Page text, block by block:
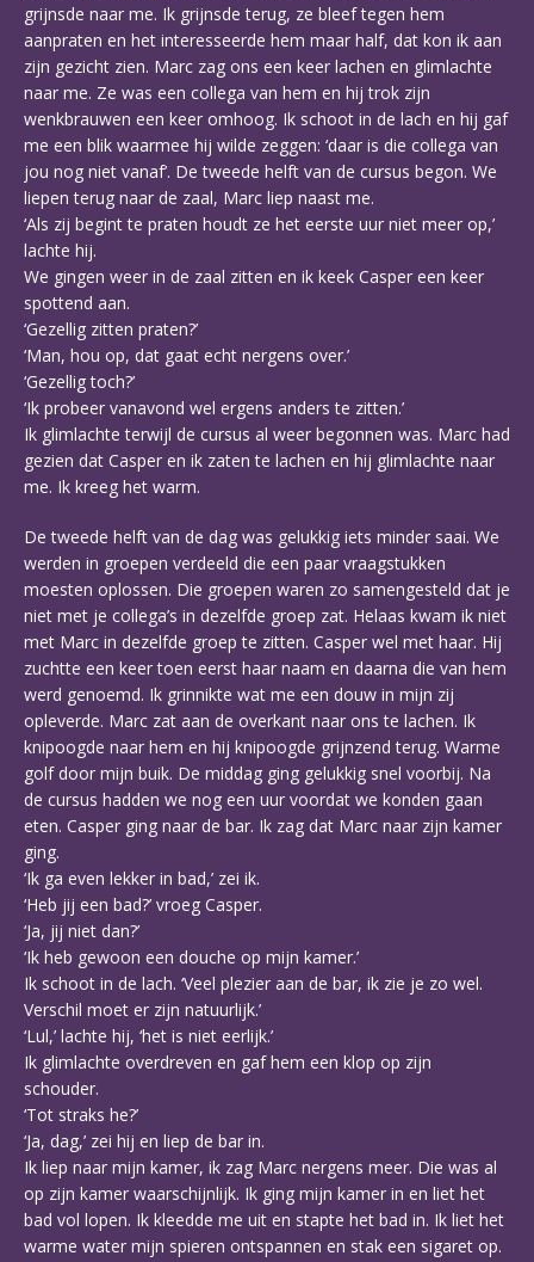
grijnsde naar me. Ik grijnsde terug, ze bleef tegen hem
aanpraten en het interesseerde hem maar half, dat kon ik aan
zijn gezicht zien. Marc zag ons een keer lachen en glimlachte
naar me. Ze was een collega van hem en hij trok zijn
wenkbrauwen een keer omhoog. Ik schoot in de lach en hij gaf
me een blik waarmee hij wilde zeggen: ‘daar is die collega van
jou nog niet vanaf’. De tweede helft van de cursus begon. We
liepen terug naar de zaal, Marc liep naast me.
‘Als zij begint te praten houdt ze het eerste uur niet meer op,’
lachte hij.
We gingen weer in de zaal zitten en ik keek Casper een keer
spottend aan.
‘Gezellig zitten praten?’
‘Man, hou op, dat gaat echt nergens over.’
‘Gezellig toch?’
‘Ik probeer vanavond wel ergens anders te zitten.’
Ik glimlachte terwijl de cursus al weer begonnen was. Marc had
gezien dat Casper en ik zaten te lachen en hij glimlachte naar
me. Ik kreeg het warm.
De tweede helft van de dag was gelukkig iets minder saai. We
werden in groepen verdeeld die een paar vraagstukken
moesten oplossen. Die groepen waren zo samengesteld dat je
niet met je collega’s in dezelfde groep zat. Helaas kwam ik niet
met Marc in dezelfde groep te zitten. Casper wel met haar. Hij
zuchtte een keer toen eerst haar naam en daarna die van hem
werd genoemd. Ik grinnikte wat me een douw in mijn zij
opleverde. Marc zat aan de overkant naar ons te lachen. Ik
knipoogde naar hem en hij knipoogde grijnzend terug. Warme
golf door mijn buik. De middag ging gelukkig snel voorbij. Na
de cursus hadden we nog een uur voordat we konden gaan
eten. Casper ging naar de bar. Ik zag dat Marc naar zijn kamer
ging.
‘Ik ga even lekker in bad,’ zei ik.
‘Heb jij een bad?’ vroeg Casper.
‘Ja, jij niet dan?’
‘Ik heb gewoon een douche op mijn kamer.’
Ik schoot in de lach. ‘Veel plezier aan de bar, ik zie je zo wel.
Verschil moet er zijn natuurlijk.’
‘Lul,’ lachte hij, ‘het is niet eerlijk.’
Ik glimlachte overdreven en gaf hem een klop op zijn
schouder.
‘Tot straks he?’
‘Ja, dag,’ zei hij en liep de bar in.
Ik liep naar mijn kamer, ik zag Marc nergens meer. Die was al
op zijn kamer waarschijnlijk. Ik ging mijn kamer in en liet het
bad vol lopen. Ik kleedde me uit en stapte het bad in. Ik liet het
warme water mijn spieren ontspannen en stak een sigaret op.